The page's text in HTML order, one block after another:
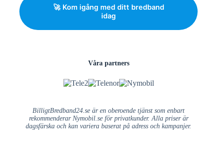
🚀 Kom igång med ditt bredband
idag
Våra partners
BilligtBredband24.se är en oberoende tjänst som enbart
rekommenderar Nymobil.se för privatkunder. Alla priser är
dagsfärska och kan variera baserat på adress och kampanjer.